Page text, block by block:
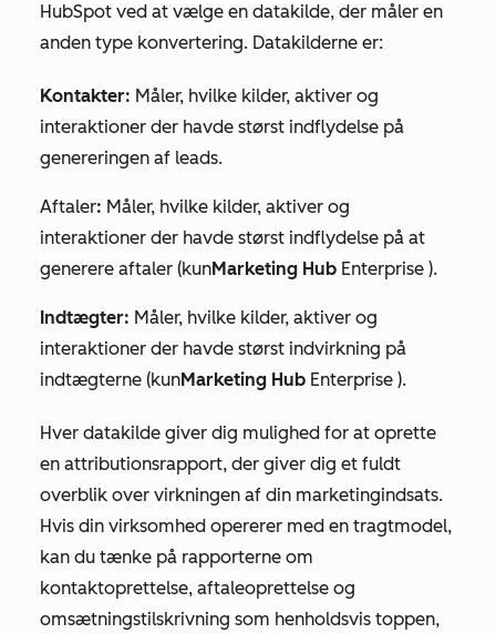
HubSpot ved at vælge en datakilde, der måler en
anden type konvertering. Datakilderne er:
Kontakter: Måler, hvilke kilder, aktiver og
interaktioner der havde størst indflydelse på
genereringen af leads.
Aftaler: Måler, hvilke kilder, aktiver og
interaktioner der havde størst indflydelse på at
generere aftaler (kunMarketing Hub Enterprise ).
Indtægter: Måler, hvilke kilder, aktiver og
interaktioner der havde størst indvirkning på
indtægterne (kunMarketing Hub Enterprise ).
Hver datakilde giver dig mulighed for at oprette
en attributionsrapport, der giver dig et fuldt
overblik over virkningen af din marketingindsats.
Hvis din virksomhed opererer med en tragtmodel,
kan du tænke på rapporterne om
kontaktoprettelse, aftaleoprettelse og
omsætningstilskrivning som henholdsvis toppen,